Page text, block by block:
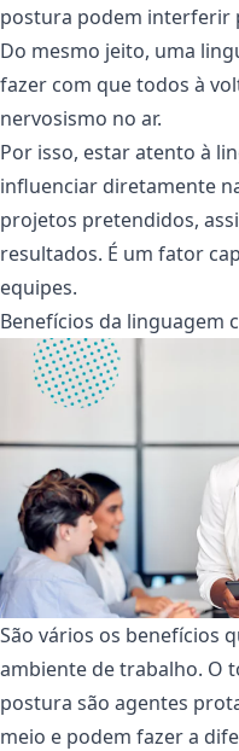
postura podem interferir
Do mesmo jeito, uma
fazer com que todos à
nervosismo no ar.
Por isso, estar atento à
influenciar diretamente
projetos pretendidos,
resultados. É um fator
equipes.
Benefícios da linguagem
São vários os benefícios
ambiente de trabalho. O
postura são agentes
meio e podem fazer a